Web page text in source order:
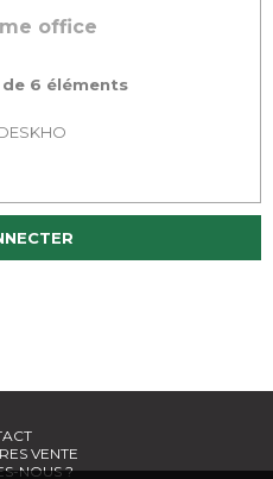
office
6 éléments
VENTE
NOUS ?